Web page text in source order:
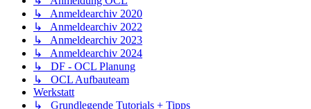
↳ Anmeldearchiv 2020
↳ Anmeldearchiv 2022
↳ Anmeldearchiv 2023
↳ Anmeldearchiv 2024
↳ DF - OCL Planung
↳ OCL Aufbauteam
Werkstatt
↳ Grundlegende Tutorials + Tipps